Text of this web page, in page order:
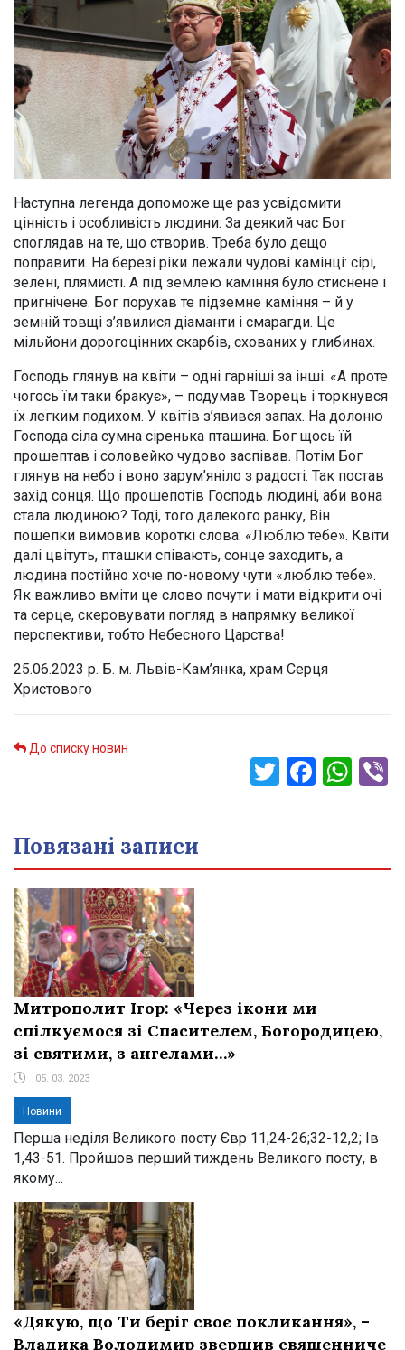
Наступна легенда допоможе ще раз усвідомити
цінність і особливість людини: За деякий час Бог
споглядав на те, що створив. Треба було дещо
поправити. На березі ріки лежали чудові камінці: сірі,
зелені, плямисті. А під землею каміння було стиснене і
пригнічене. Бог порухав те підземне каміння – й у
земній товщі з’явилися діаманти і смарагди. Це
мільйони дорогоцінних скарбів, схованих у глибинах.
Господь глянув на квіти – одні гарніші за інші. «А проте
чогось їм таки бракує», – подумав Творець і торкнувся
їх легким подихом. У квітів з’явився запах. На долоню
Господа сіла сумна сіренька пташина. Бог щось їй
прошептав і соловейко чудово заспівав. Потім Бог
глянув на небо і воно зарум’яніло з радості. Так постав
захід сонця. Що прошепотів Господь людині, аби вона
стала людиною? Тоді, того далекого ранку, Він
пошепки вимовив короткі слова: «Люблю тебе». Квіти
далі цвітуть, пташки співають, сонце заходить, а
людина постійно хоче по-новому чути «люблю тебе».
Як важливо вміти це слово почути і мати відкрити очі
та серце, скеровувати погляд в напрямку великої
перспективи, тобто Небесного Царства!
25.06.2023 р. Б. м. Львів-Кам’янка, храм Серця
Христового
До списку новин
Twitter
Повязані записи
Митрополит Ігор: «Через ікони ми
спілкуємося зі Спасителем, Богородицею,
зі святими, з ангелами…»
05. 03. 2023
Новини
Перша неділя Великого посту Євр 11,24-26;32-12,2; Ів
1,43-51. Пройшов перший тиждень Великого посту, в
якому...
«Дякую, що Ти беріг своє покликання», –
Владика Володимир звершив священниче